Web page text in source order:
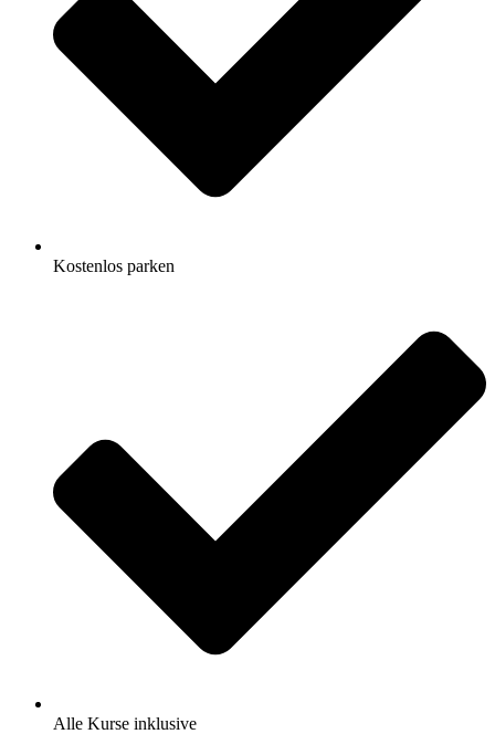
Kostenlos parken
Alle Kurse inklusive